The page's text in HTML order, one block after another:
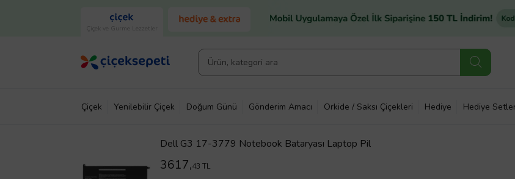
Çiçek ve Gurme Lezzetler
Çiçek Yenilebilir Çiçek Doğum Günü Gönderim Amacı Orkide / Saksı Çiçekleri Hediye Hediye
Dell G3 17-3779 Notebook Bataryası Laptop Pil
3617,43 TL